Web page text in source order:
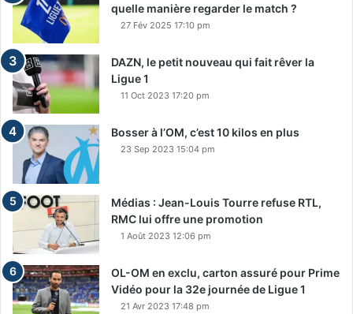
quelle manière regarder le match ?
27 Fév 2025 17:10 pm
DAZN, le petit nouveau qui fait rêver la
Ligue 1
11 Oct 2023 17:20 pm
Bosser à l’OM, c’est 10 kilos en plus
23 Sep 2023 15:04 pm
Médias : Jean-Louis Tourre refuse RTL,
RMC lui offre une promotion
1 Août 2023 12:06 pm
OL-OM en exclu, carton assuré pour Prime
Vidéo pour la 32e journée de Ligue 1
21 Avr 2023 17:48 pm